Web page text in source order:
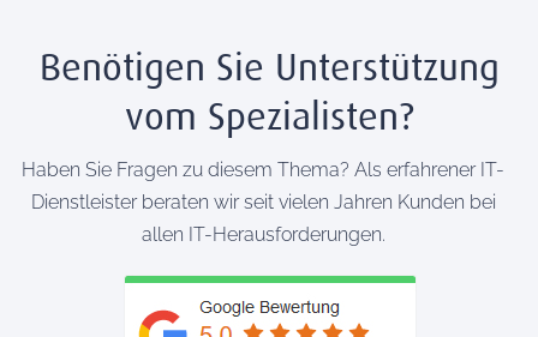
Benötigen Sie Unterstützung
vom Spezialisten?
Haben Sie Fragen zu diesem Thema? Als erfahrener IT-
Dienstleister beraten wir seit vielen Jahren Kunden bei
allen IT-Herausforderungen.